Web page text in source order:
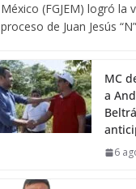
México (FGJEM) logró la
proceso de Juan Jesús
MC
a
6